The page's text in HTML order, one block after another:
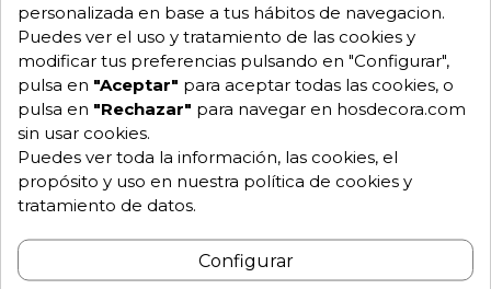
Hablemos
Pide tu presupuesto
personalizada en base a tus hábitos de navegacion.
Puedes ver el uso y tratamiento de las cookies y
modificar tus preferencias pulsando en "Configurar",
pulsa en "Aceptar" para aceptar todas las cookies, o
pulsa en "Rechazar" para navegar en hosdecora.com
sin usar cookies.
Puedes ver toda la información, las cookies, el
propósito y uso en nuestra política de cookies y
tratamiento de datos.
Configurar